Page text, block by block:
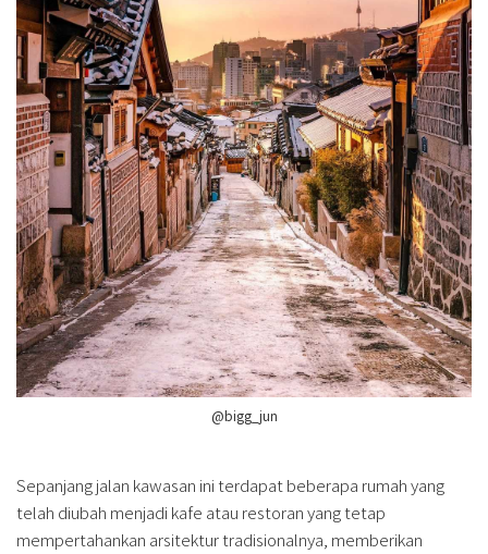
@bigg_jun
Sepanjang jalan kawasan ini terdapat beberapa rumah yang
telah diubah menjadi kafe atau restoran yang tetap
mempertahankan arsitektur tradisionalnya, memberikan